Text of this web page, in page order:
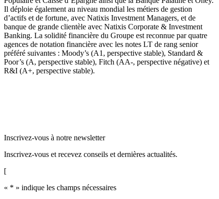
Il déploie également au niveau mondial les métiers de gestion
d’actifs et de fortune, avec Natixis Investment Managers, et de
banque de grande clientèle avec Natixis Corporate & Investment
Banking. La solidité financière du Groupe est reconnue par quatre
agences de notation financière avec les notes LT de rang senior
préféré suivantes : Moody’s (A1, perspective stable), Standard &
Poor’s (A, perspective stable), Fitch (AA-, perspective négative) et
R&I (A+, perspective stable).
Inscrivez-vous à notre newsletter
Inscrivez-vous et recevez conseils et dernières actualités.
[
« * » indique les champs nécessaires